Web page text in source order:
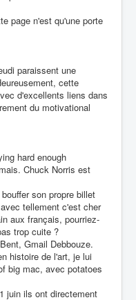
page n'est qu'une porte
paraissent une
cette
d'excellents liens dans
du motivational
hard enough
Chuck Norris est
son propre billet
tellement c'est cher
aux français, pourriez-
trop cuite ?
Gmail Debbouze.
histoire de l'art, je lui
big mac, avec potatoes
juin ils ont directement